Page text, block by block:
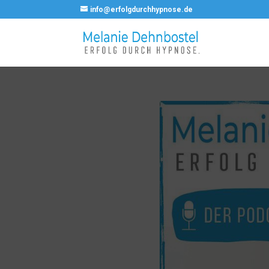
info@erfolgdurchhypnose.de